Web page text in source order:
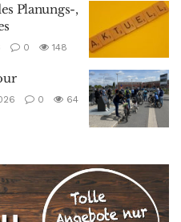
Planungs-,
0 148
0 64